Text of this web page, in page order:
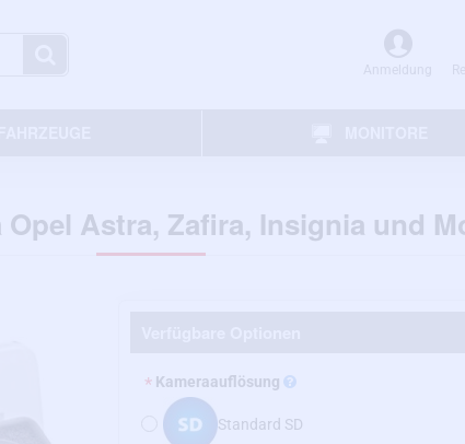
Astra, Zafira, Insignia und
Kameraauflösung
Standard SD